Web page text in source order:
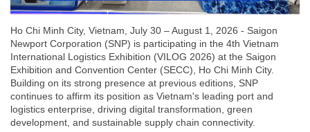
Ho Chi Minh City, Vietnam, July 30 – August 1, 2026 - Saigon
Newport Corporation (SNP) is participating in the 4th Vietnam
International Logistics Exhibition (VILOG 2026) at the Saigon
Exhibition and Convention Center (SECC), Ho Chi Minh City.
Building on its strong presence at previous editions, SNP
continues to affirm its position as Vietnam's leading port and
logistics enterprise, driving digital transformation, green
development, and sustainable supply chain connectivity.